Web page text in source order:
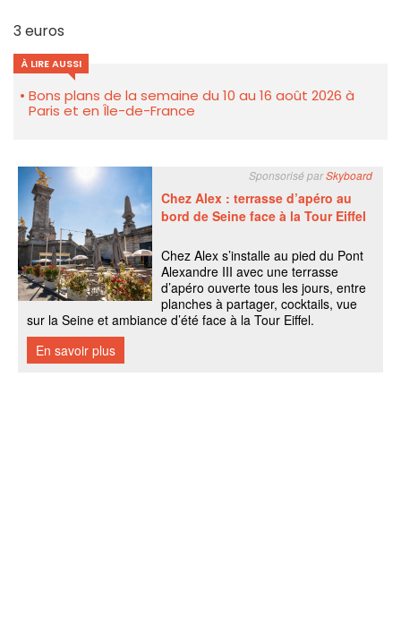
3 euros
À LIRE AUSSI
Bons plans de la semaine du 10 au 16 août 2026 à
Paris et en Île-de-France